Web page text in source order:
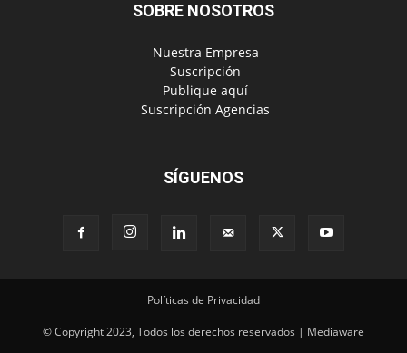
SOBRE NOSOTROS
‎ Nuestra Empresa
‎ Suscripción
‎ Publique aquí
‎ Suscripción Agencias
SÍGUENOS
Políticas de Privacidad
© Copyright 2023, Todos los derechos reservados | Mediaware